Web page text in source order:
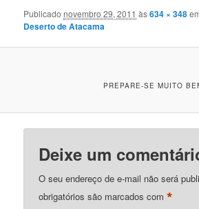
Publicadonovembro 29, 2011 às634 × 348
Deserto de Atacama
PREPARE-SE MUITO
Deixe um
O seu endereço de e-mail não será
obrigatórios são marcados com*